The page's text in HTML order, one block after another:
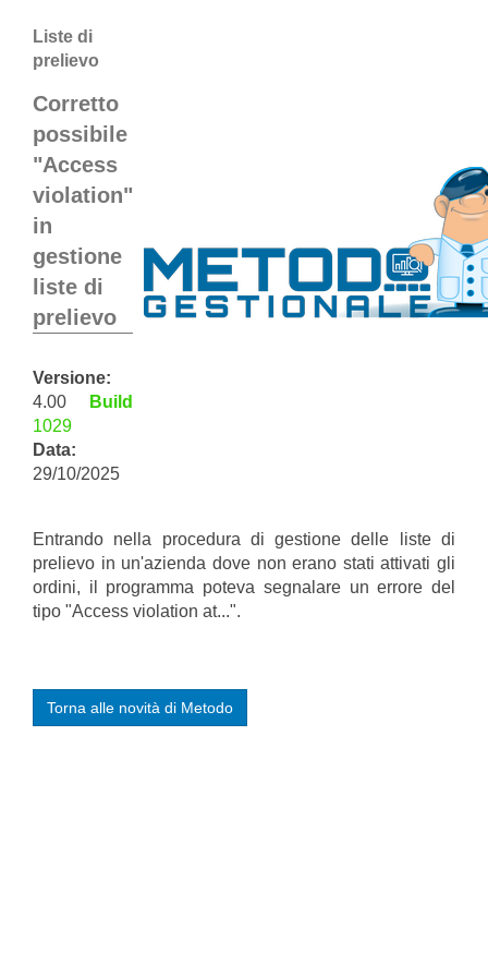
Liste di
prelievo
Corretto
possibile
"Access
violation"
in
gestione
liste di
prelievo
Versione:
4.00
Build
1029
Data:
29/10/2025
Entrando nella procedura di gestione delle liste di
prelievo in un'azienda dove non erano stati attivati gli
ordini, il programma poteva segnalare un errore del
tipo "Access violation at...".
Torna alle novità di Metodo